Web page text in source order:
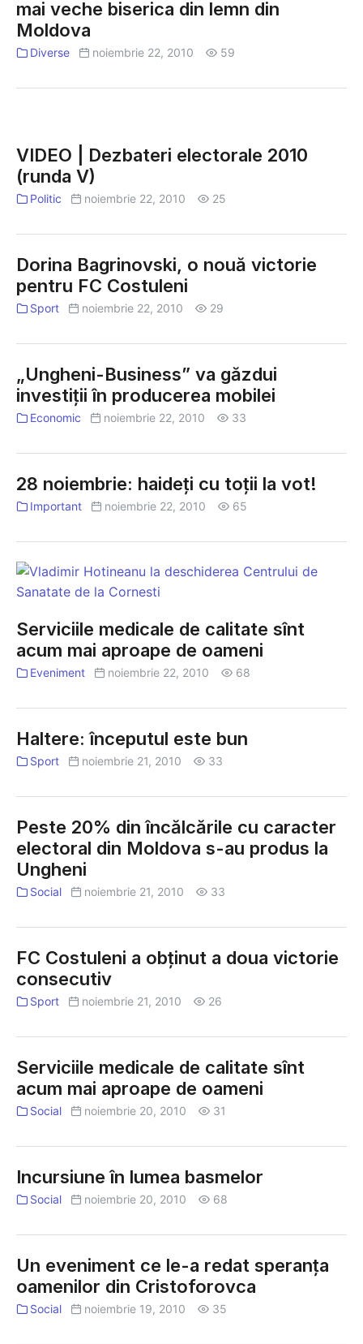
mai veche biserica din lemn din
Moldova
Diverse noiembrie 22, 2010 59
Dezbateri
electorale
2010
V)
VIDEO | Dezbateri electorale 2010
(runda V)
Politic noiembrie 22, 2010 25
Dorina Bagrinovski, o nouă victorie
pentru FC Costuleni
Sport noiembrie 22, 2010 29
„Ungheni-Business” va găzdui
investiții în producerea mobilei
Economic noiembrie 22, 2010 33
28 noiembrie: haideţi cu toţii la vot!
Important noiembrie 22, 2010 65
Serviciile
medicale
calitate
sînt
acum
aproape
de
oameni
Serviciile medicale de calitate sînt
acum mai aproape de oameni
Eveniment noiembrie 22, 2010 68
Haltere: începutul este bun
Sport noiembrie 21, 2010 33
Peste 20% din încălcările cu caracter
electoral din Moldova s-au produs la
Ungheni
Social noiembrie 21, 2010 33
FC Costuleni a obţinut a doua victorie
consecutiv
Sport noiembrie 21, 2010 26
Serviciile medicale de calitate sînt
acum mai aproape de oameni
Social noiembrie 20, 2010 31
Incursiune în lumea basmelor
Social noiembrie 20, 2010 68
Un eveniment ce le-a redat speranţa
oamenilor din Cristoforovca
Social noiembrie 19, 2010 35